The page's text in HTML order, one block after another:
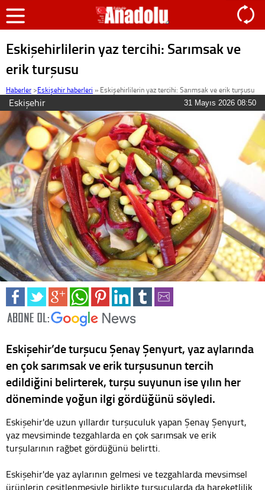
Eskişehirlilerin yaz tercihi: Sarımsak ve
erik turşusu
Haberler >Eskişehir haberleri » Eskişehirlilerin yaz tercihi: Sarımsak ve erik turşusu
Eskişehir 31 Mayıs 2026 08:50
Eskişehir’de turşucu Şenay Şenyurt, yaz aylarında
en çok sarımsak ve erik turşusunun tercih
edildiğini belirterek, turşu suyunun ise yılın her
döneminde yoğun ilgi gördüğünü söyledi.
Eskişehir'de uzun yıllardır turşuculuk yapan Şenay Şenyurt,
yaz mevsiminde tezgahlarda en çok sarımsak ve erik
turşularının rağbet gördüğünü belirtti.
Eskişehir'de yaz aylarının gelmesi ve tezgahlarda mevsimsel
ürünlerin çeşitlenmesiyle birlikte turşucularda da hareketlilik